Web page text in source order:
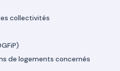
collectivités
de logements concernés